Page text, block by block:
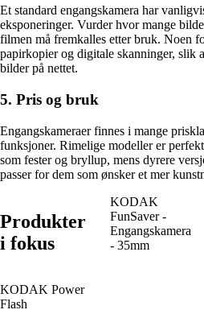
Et standard engangskamera har
eksponeringer. Vurder hvor mange
filmen må fremkalles etter bruk. Noen
papirkopier og digitale skanninger, slik
bilder på nettet.
5. Pris og bruk
Engangskameraer finnes i mange
funksjoner. Rimelige modeller er
som fester og bryllup, mens dyrere
passer for dem som ønsker et mer
Produkter
i fokus
KODAK
FunSaver -
Engangskamera
- 35mm
KODAK Power
Flash